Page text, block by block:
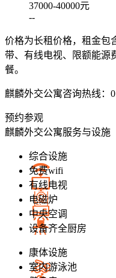
37000-40000元
--
价格为长租价格，租金包
带、有线电视、限额能源
餐。
麒麟外交公寓咨询热线：
预约参观
麒麟外交公寓服务与设施
综合设施
免费wifi
有线电视
电磁炉
中央空调
设备齐全厨房
康体设施
室内游泳池